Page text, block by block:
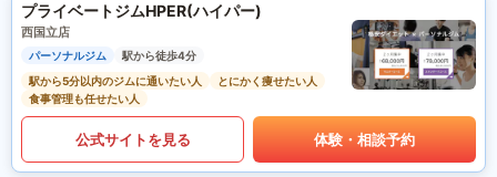
プライベートジムHPER(ハイパー)
西国立店
パーソナルジム
駅から徒歩4分
駅から5分以内のジムに通いたい人
とにかく痩せたい人
食事管理も任せたい人
公式サイトを見る 体験・相談予約